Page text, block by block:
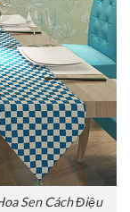
Sen Cách Điệu